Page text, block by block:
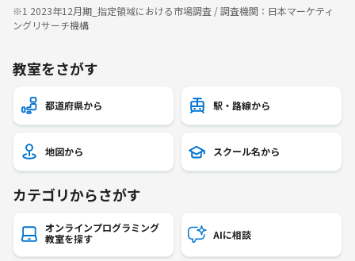
※1 2023年12月期_指定領域における市場調査 / 調査機関：日本マーケティ
ングリサーチ機構
教室をさがす
都道府県から 駅・路線から
地図から スクール名から
カテゴリからさがす
オンラインプログラミング
教室を探す
AIに相談